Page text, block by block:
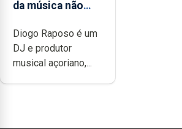
da música não
quão difícil é
produzir uma
música”
Diogo Raposo é um
DJ e produtor
musical açoriano,...